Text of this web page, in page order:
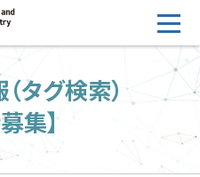
タグ検索）
集】